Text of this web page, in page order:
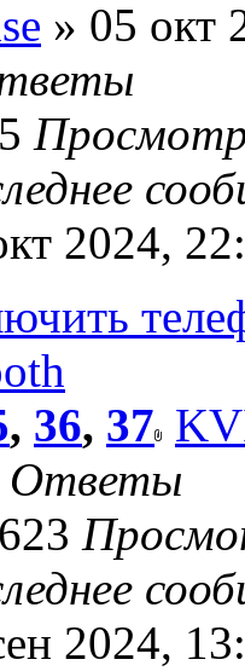
» 05 окт
2024,
, 36, 37
Ответы
2024,